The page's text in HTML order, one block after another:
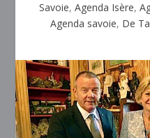
Savoie, Agenda Isère,
Agenda savoie, De